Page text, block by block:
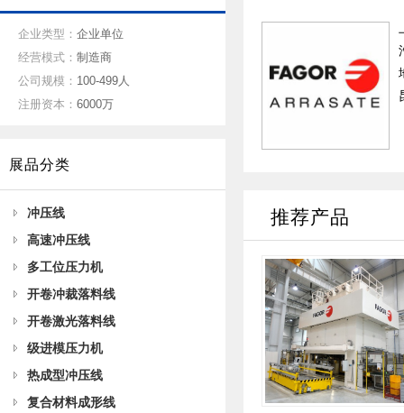
企业类型： 企业单位
经营模式： 制造商
公司规模： 100-499人
注册资本： 6000万
展品分类
冲压线
高速冲压线
多工位压力机
开卷冲裁落料线
开卷激光落料线
级进模压力机
热成型冲压线
复合材料成形线
推荐产品